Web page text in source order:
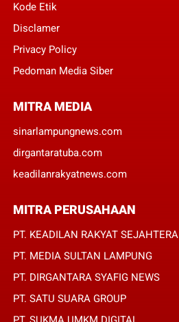
Kode Etik
Disclamer
Privacy Policy
Pedoman Media Siber
MITRA MEDIA
sinarlampungnews.com
dirgantaratuba.com
keadilanrakyatnews.com
MITRA PERUSAHAAN
PT. KEADILAN RAKYAT SEJAHTERA
PT. MEDIA SULTAN LAMPUNG
PT. DIRGANTARA SYAFIG NEWS
PT. SATU SUARA GROUP